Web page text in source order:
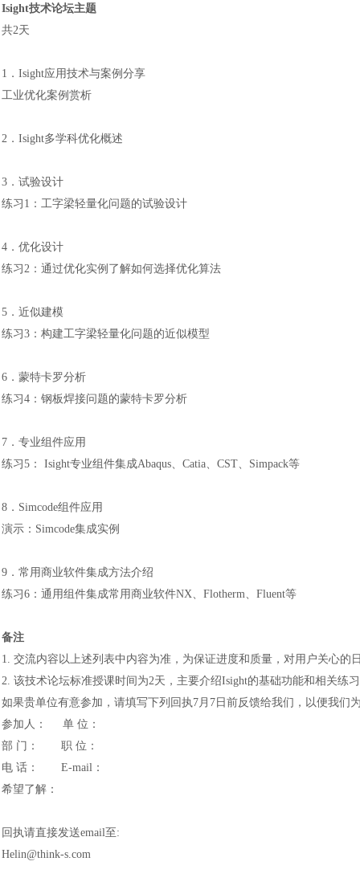
Isight技术论坛主题
共2天
1．Isight应用技术与案例分享
工业优化案例赏析
2．Isight多学科优化概述
3．试验设计
练习 1：工字梁轻量化问题的试验设计
4．优化设计
练习 2：通过优化实例了解如何选择优化算法
5．近似建模
练习 3：构建工字梁轻量化问题的近似模型
6．蒙特卡罗分析
练习 4：钢板焊接问题的蒙特卡罗分析
7．专业组件应用
练习 5： Isight专业组件集成Abaqus、Catia、CST、Simpack等
8．Simcode组件应用
演示： Simcode集成实例
9．常用商业软件集成方法介绍
练习 6：通用组件集成常用商业软件NX、Flotherm、Fluent等
备注
1. 交流内容以上述列表中内容为准，为保证进度和质量，对用户关心的
2. 该技术论坛标准授课时间为2天，主要介绍Isight的基础功能和相关练
如果贵单位有意参加，请填写下列回执7月7日前反馈给我们，以便我们
参加人：
单 位：
部 门：
职 位：
电 话：
E-mail：
希望了解：
回执请直接发送email至:
Helin@think-s.com